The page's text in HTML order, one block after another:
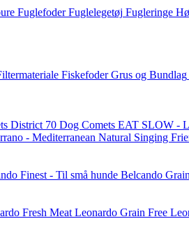
Fuglefoder Fuglelegetøj Fugleringe
Fiskefoder Grus og Bundlag
District 70 Dog Comets EAT SLOW -
- Mediterranean Natural Singing
Finest - Til små hunde Belcando
Fresh Meat Leonardo Grain Free